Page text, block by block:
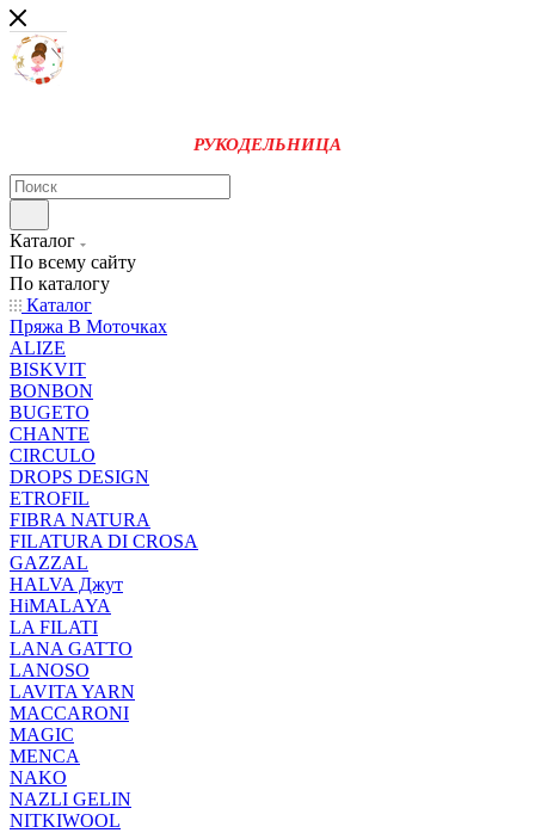
РУКОДЕЛЬНИЦА
Каталог
По всему сайту
По каталогу
Каталог
Пряжа В Моточках
ALIZE
BISKVIT
BONBON
BUGETO
CHANTE
CIRCULO
DROPS DESIGN
ETROFIL
FIBRA NATURA
FILATURA DI CROSA
GAZZAL
HALVA Джут
HiMALAYA
LA FILATI
LANA GATTO
LANOSO
LAVITA YARN
MACCARONI
MAGIC
MENCA
NAKO
NAZLI GELIN
NITKIWOOL